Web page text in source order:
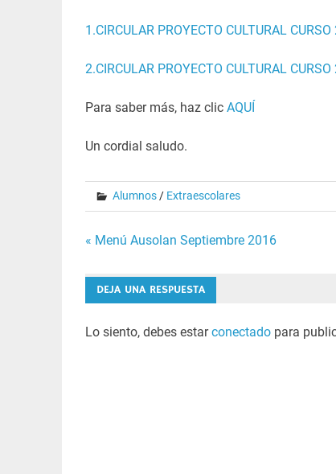
1.CIRCULAR PROYECTO CULTURAL
2.CIRCULAR PROYECTO CULTURAL
Para saber más, haz clic AQUÍ
Un cordial saludo.
Alumnos/ Extraescolares
Navegación
de
entradas
« Menú Ausolan Septiembre 2016
DEJA UNA RESPUESTA
Lo siento, debes estarconectadopara